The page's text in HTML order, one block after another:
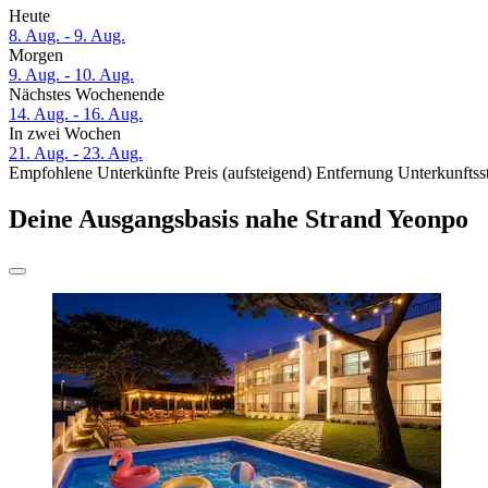
Heute
8. Aug. - 9. Aug.
Morgen
9. Aug. - 10. Aug.
Nächstes Wochenende
14. Aug. - 16. Aug.
In zwei Wochen
21. Aug. - 23. Aug.
Empfohlene Unterkünfte Preis (aufsteigend) Entfernung
Deine Ausgangsbasis nahe Strand Yeonpo